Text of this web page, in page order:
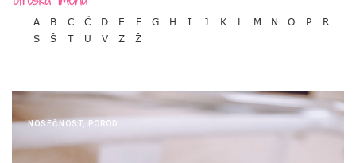
A B C Č D E F G H I J K L M N O P
R
S
Š T U V Z Ž
NOSEČNOST POROD